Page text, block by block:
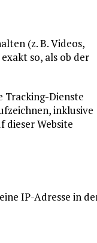
(z. B. Videos,
so, als ob der
Tracking-Dienste
inklusive
Website
IP-Adresse in